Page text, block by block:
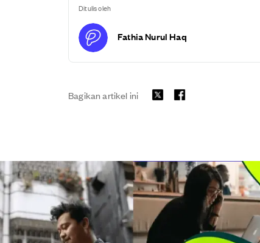
Ditulis oleh
Fathia Nurul Haq
Bagikan artikel ini